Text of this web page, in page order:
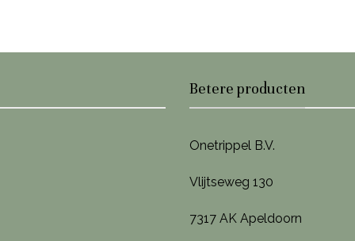
Betere producten
Onetrippel B.V.
Vlijtseweg 130
7317 AK Apeldoorn